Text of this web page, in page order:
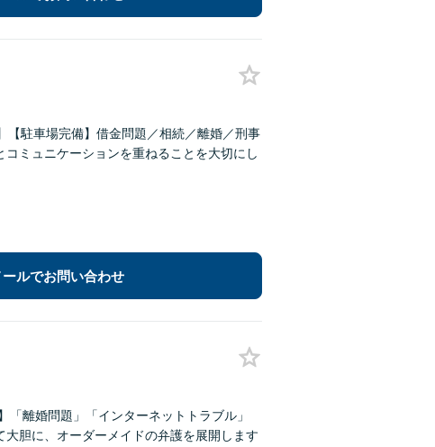
【駐車場完備】借金問題／相続／離婚／刑事
ミュニケーションを重ねることを大切にし
ールでお問い合わせ
離婚問題」「インターネットトラブル」
大胆に、オーダーメイドの弁護を展開します